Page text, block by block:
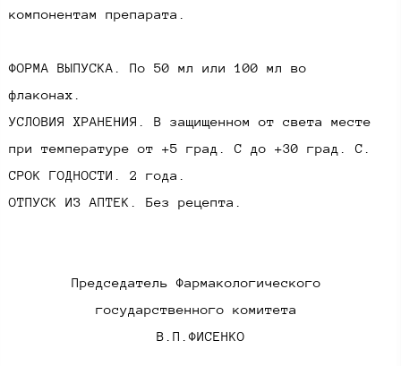
компонентам препарата.
ФОРМА ВЫПУСКА. По 50 мл или 100 мл во
флаконах.
УСЛОВИЯ ХРАНЕНИЯ. В защищенном от света месте
при температуре от +5 град. С до +30 град. С.
СРОК ГОДНОСТИ. 2 года.
ОТПУСК ИЗ АПТЕК. Без рецепта.
Председатель Фармакологического
государственного комитета
В.П.ФИСЕНКО